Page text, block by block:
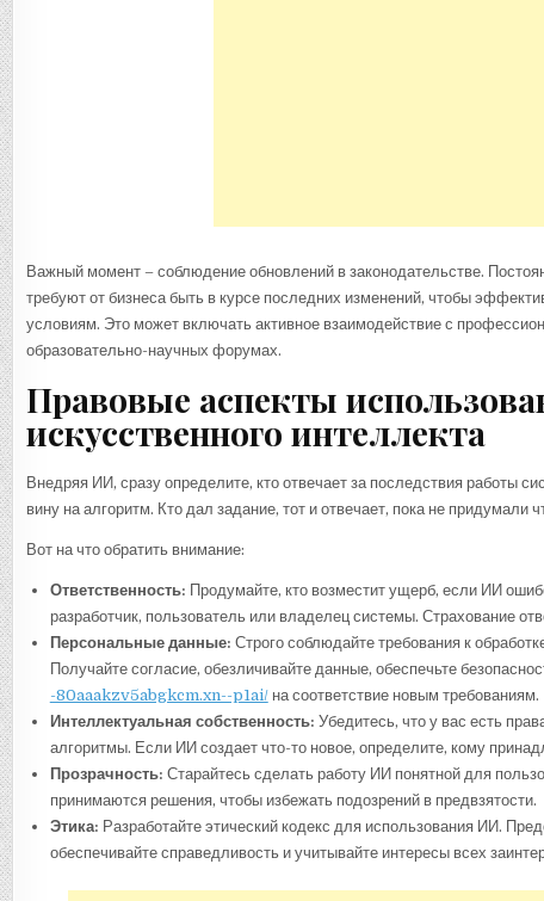
Важный момент – соблюдение обновлений в законодательстве.
требуют от бизнеса быть в курсе последних изменений, чтобы
условиям. Это может включать активное взаимодействие с
образовательно-научных форумах.
Правовые аспекты
искусственного интеллекта
Внедряя ИИ, сразу определите, кто отвечает за последствия работы
вину на алгоритм. Кто дал задание, тот и отвечает, пока не придумали
Вот на что обратить внимание:
Ответственность: Продумайте, кто возместит ущерб, если ИИ
разработчик, пользователь или владелец системы. Страхование
Персональные данные: Строго соблюдайте требования к
Получайте согласие, обезличивайте данные, обеспечьте
-80aaakzv5abgkcm.xn--p1ai/на соответствие новым требованиям.
Интеллектуальная собственность: Убедитесь, что у вас есть
алгоритмы. Если ИИ создает что-то новое, определите, кому
Прозрачность: Старайтесь сделать работу ИИ понятной для
принимаются решения, чтобы избежать подозрений в предвзятости.
Этика: Разработайте этический кодекс для использования ИИ.
обеспечивайте справедливость и учитывайте интересы всех